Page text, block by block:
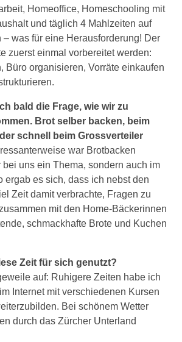
Homeoffice, Homeschooling mit
und täglich 4 Mahlzeiten auf
– was für eine Herausforderung! Der
zuerst einmal vorbereitet werden:
Büro organisieren, Vorräte einkaufen
bald die Frage, wie wir zu
Brot selber backen, beim
schnell beim Grossverteiler
war Brotbacken
bei uns ein Thema, sondern auch im
ergab es sich, dass ich nebst den
Zeit damit verbrachte, Fragen zu
mit den Home-Bäckerinnen
schmackhafte Brote und Kuchen
Zeit für sich genutzt?
auf: Ruhigere Zeiten habe ich
Internet mit verschiedenen Kursen
Bei schönem Wetter
durch das Zürcher Unterland